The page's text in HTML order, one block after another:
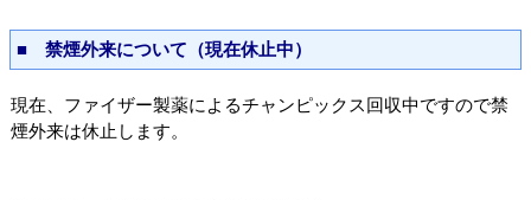
■ 禁煙外来について（現在休止中）
現在、ファイザー製薬によるチャンピックス回収中ですので禁
煙外来は休止します。